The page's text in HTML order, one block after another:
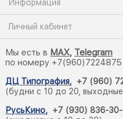
Информация
Личный кабинет
Мы есть в MAX, Telegram
по номеру +7(960)7224875
ДЦ Типография, +7 (960)
(будни с 10 до 20,
РусьКино, +7 (930) 836-